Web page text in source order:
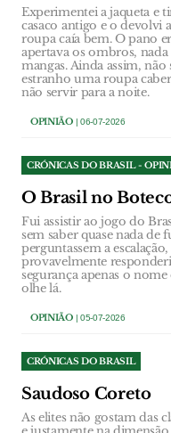
Experimentei a jaqueta e
casaco antigo e o devolvi
roupa caía bem. O pano
apertava os ombros, nada
mangas. Ainda assim, não
estranho uma roupa
não servir para a noite.
OPINIÃO| 06-07-2026
CRÓNICAS DO BRASIL -
O Brasil no
Fui assistir ao jogo do
sem saber quase nada de
perguntassem a
provavelmente
segurança apenas o
olhe lá.
OPINIÃO| 05-07-2026
CRÓNICAS DO BRASIL
Saudoso Coreto
As elites não gostam das